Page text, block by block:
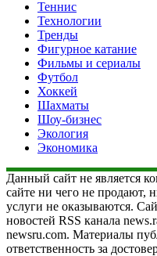
Теннис
Технологии
Тренды
Фигурное катание
Фильмы и сериалы
Футбол
Хоккей
Шахматы
Шоу-бизнес
Экология
Экономика
Данный сайт не является
сайте ни чего не продают,
услуги не оказываются.
новостей RSS канала
newsru.com. Материалы
ответственность за